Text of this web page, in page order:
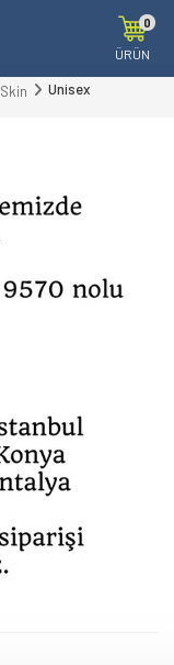
0
ÜRÜN
Skin Unisex